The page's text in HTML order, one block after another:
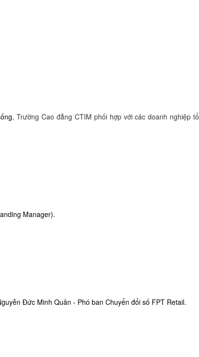
, Trường Cao đẳng CTIM phối hợp với các doanh nghiệp tổ
Manager).
Đức Minh Quân - Phó ban Chuyển đổi số FPT Retail.